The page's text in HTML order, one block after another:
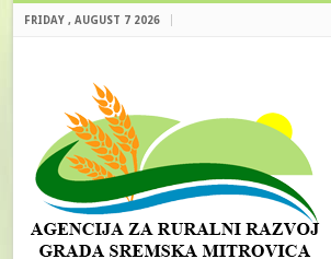
FRIDAY , AUGUST 7 2026